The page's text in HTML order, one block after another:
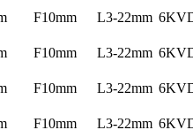
F10mm L3-22mm
F10mm L3-22mm
F10mm L3-22mm
F10mm L3-22mm